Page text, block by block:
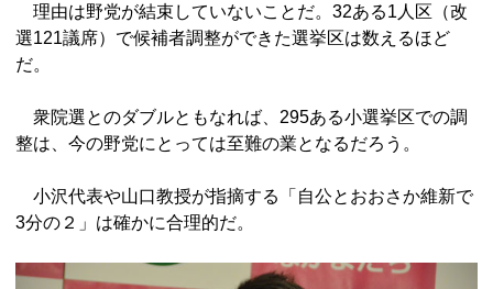
理由は野党が結束していないことだ。32ある1人区（改
選121議席）で候補者調整ができた選挙区は数えるほど
だ。
衆院選とのダブルともなれば、295ある小選挙区での調
整は、今の野党にとっては至難の業となるだろう。
小沢代表や山口教授が指摘する「自公とおおさか維新で
3分の２」は確かに合理的だ。